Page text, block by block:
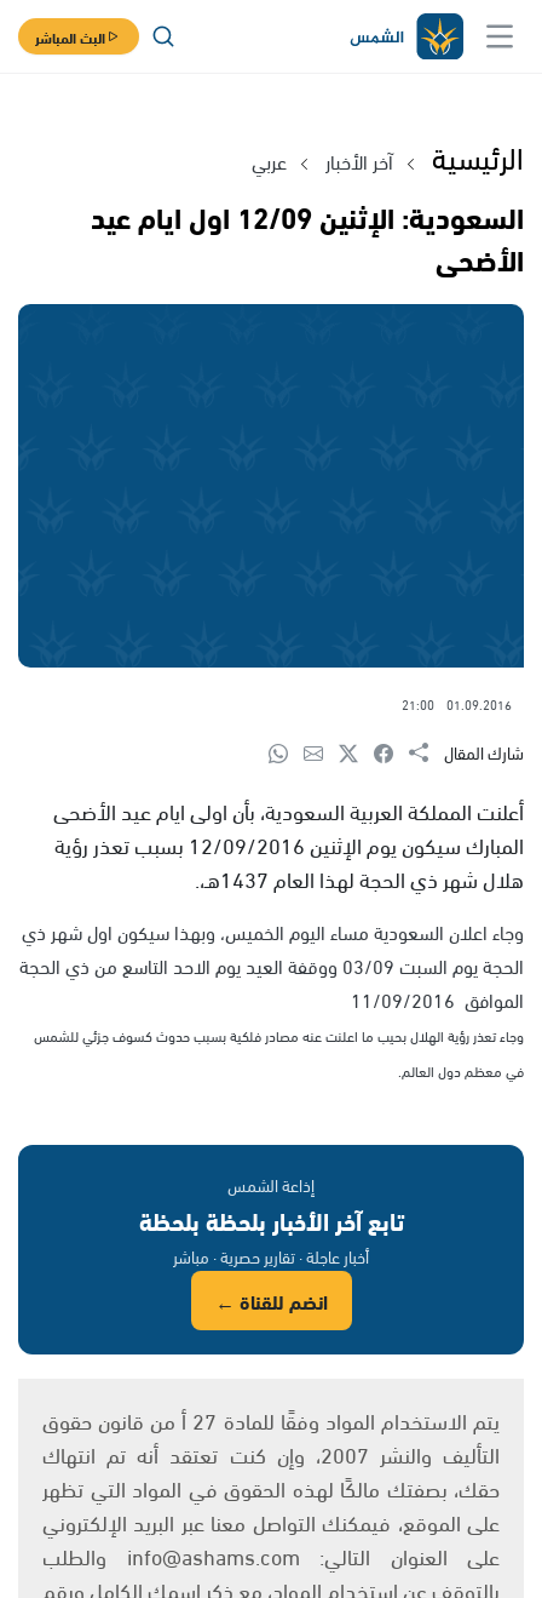
البث المباشر
الرئيسية آخر الأخبار عربي
السعودية: الإثنين 12/09 اول ايام عيد
الأضحى
01.09.2016
21:00
شارك المقال
أعلنت المملكة العربية السعودية، بأن اولى ايام عيد الأضحى
المبارك سيكون يوم الإثنين 12/09/2016 بسبب تعذر رؤية
هلال شهر ذي الحجة لهذا العام 1437هـ،.
وجاء اعلان السعودية مساء اليوم الخميس، وبهذا سيكون اول شهر ذي
الحجة يوم السبت 03/09 ووقفة العيد يوم الاحد التاسع من ذي الحجة
الموافق 11/09/2016
وجاء تعذر رؤية الهلال بحيب ما اعلنت عنه مصادر فلكية بسبب حدوث كسوف جزئي للشمس
في معظم دول العالم.
إذاعة الشمس
تابع آخر الأخبار بلحظة بلحظة
أخبار عاجلة · تقارير حصرية · مباشر
انضم للقناة ←
يتم الاستخدام المواد وفقًا للمادة 27 أ من قانون حقوق
التأليف والنشر 2007، وإن كنت تعتقد أنه تم انتهاك
حقك، بصفتك مالكًا لهذه الحقوق في المواد التي تظهر
على الموقع، فيمكنك التواصل معنا عبر البريد الإلكتروني
على العنوان التالي: info@ashams.com والطلب
بالتوقف عن استخدام المواد، مع ذكر اسمك الكامل ورقم